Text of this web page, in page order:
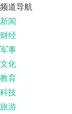
频道导航
新闻
财经
军事
文化
教育
科技
旅游